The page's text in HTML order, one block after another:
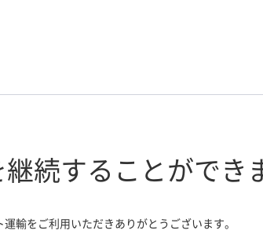
続する ことができ
運輸をご利用いただきありがとうございます。